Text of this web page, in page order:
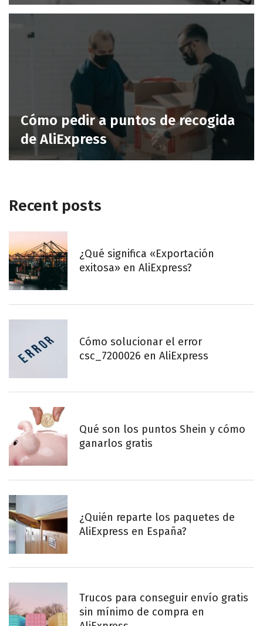
Cómo pedir a puntos de recogida
de AliExpress
Recent posts
¿Qué significa «Exportación
exitosa» en AliExpress?
Cómo solucionar el error
csc_7200026 en AliExpress
Qué son los puntos Shein y cómo
ganarlos gratis
¿Quién reparte los paquetes de
AliExpress en España?
Trucos para conseguir envío gratis
sin mínimo de compra en